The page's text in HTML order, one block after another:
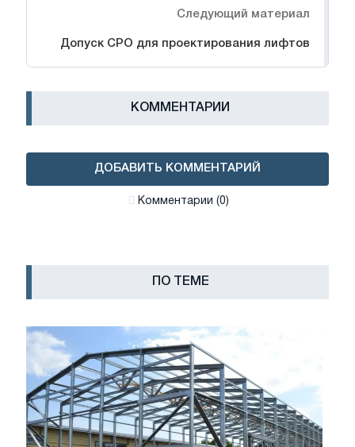
Следующий материал
Допуск СРО для проектирования лифтов
КОММЕНТАРИИ
ДОБАВИТЬ КОММЕНТАРИЙ
Комментарии (0)
ПО ТЕМЕ